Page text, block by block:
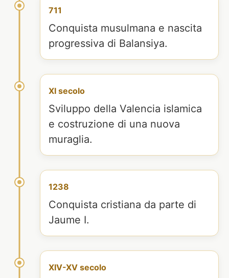
711
Conquista musulmana e nascita
progressiva di Balansiya.
XI secolo
Sviluppo della Valencia islamica
e costruzione di una nuova
muraglia.
1238
Conquista cristiana da parte di
Jaume I.
XIV-XV secolo